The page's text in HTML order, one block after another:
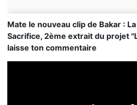
Mate le nouveau clip de Bakar :
Sacrifice, 2ème extrait du projet
laisse ton commentaire